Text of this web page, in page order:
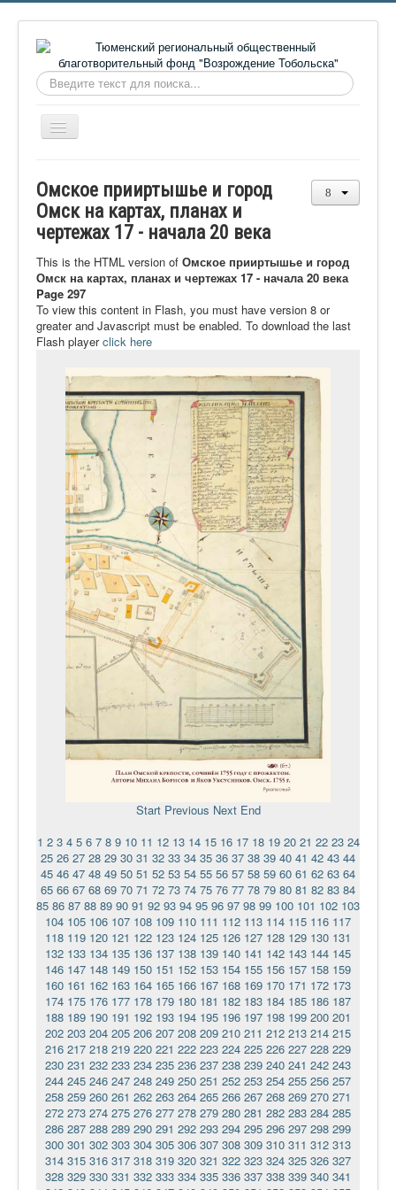
Искать...
Включить/
выключить
О фонде
Онлайн библиотека
Видеоматериалы
Контакты
Сайт проекта Достоевский
Ермаковополе.рф
Омское прииртышье и город
Омск на картах, планах и
чертежах 17 - начала 20 века
This is the HTML version of Омское прииртышье и город
Омск на картах, планах и чертежах 17 - начала 20 века
Page 297
To view this content in Flash, you must have version 8 or
greater and Javascript must be enabled. To download the last
Flash playerclick here
Start Previous Next End
1 2 3 4 5 6 7 8 9 10 11 12 13 14 15 16 17 18 19 20 21 22 23 24
25 26 27 28 29 30 31 32 33 34 35 36 37 38 39 40 41 42 43 44
45 46 47 48 49 50 51 52 53 54 55 56 57 58 59 60 61 62 63 64
65 66 67 68 69 70 71 72 73 74 75 76 77 78 79 80 81 82 83 84
85 86 87 88 89 90 91 92 93 94 95 96 97 98 99 100 101 102 103
104 105 106 107 108 109 110 111 112 113 114 115 116 117
118 119 120 121 122 123 124 125 126 127 128 129 130 131
132 133 134 135 136 137 138 139 140 141 142 143 144 145
146 147 148 149 150 151 152 153 154 155 156 157 158 159
160 161 162 163 164 165 166 167 168 169 170 171 172 173
174 175 176 177 178 179 180 181 182 183 184 185 186 187
188 189 190 191 192 193 194 195 196 197 198 199 200 201
202 203 204 205 206 207 208 209 210 211 212 213 214 215
216 217 218 219 220 221 222 223 224 225 226 227 228 229
230 231 232 233 234 235 236 237 238 239 240 241 242 243
244 245 246 247 248 249 250 251 252 253 254 255 256 257
258 259 260 261 262 263 264 265 266 267 268 269 270 271
272 273 274 275 276 277 278 279 280 281 282 283 284 285
286 287 288 289 290 291 292 293 294 295 296 297 298 299
300 301 302 303 304 305 306 307 308 309 310 311 312 313
314 315 316 317 318 319 320 321 322 323 324 325 326 327
328 329 330 331 332 333 334 335 336 337 338 339 340 341